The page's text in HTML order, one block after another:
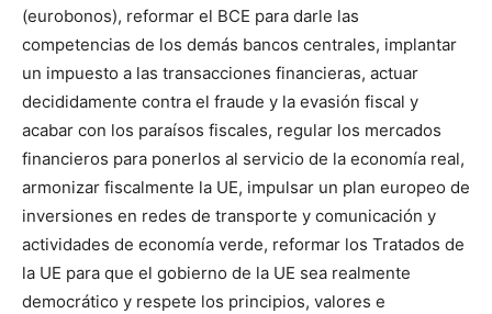
(eurobonos), reformar el BCE para darle las
competencias de los demás bancos centrales, implantar
un impuesto a las transacciones financieras, actuar
decididamente contra el fraude y la evasión fiscal y
acabar con los paraísos fiscales, regular los mercados
financieros para ponerlos al servicio de la economía real,
armonizar fiscalmente la UE, impulsar un plan europeo de
inversiones en redes de transporte y comunicación y
actividades de economía verde, reformar los Tratados de
la UE para que el gobierno de la UE sea realmente
democrático y respete los principios, valores e